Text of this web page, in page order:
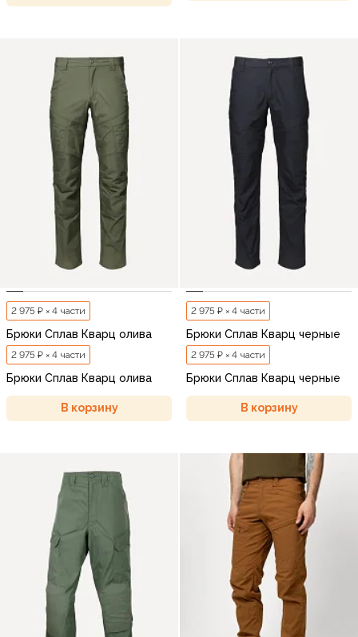
2 975 ₽ × 4 части
Брюки Сплав Кварц олива
2 975 ₽ × 4 части
Брюки Сплав Кварц олива
В корзину
2 975 ₽ × 4 части
Брюки Сплав Кварц черные
2 975 ₽ × 4 части
Брюки Сплав Кварц черные
В корзину